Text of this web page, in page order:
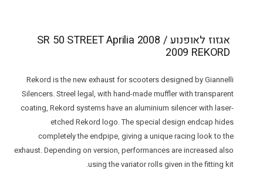
אגזוז לאופנוע SR 50 STREET Aprilia 2008 /
2009 REKORD
Rekord is the new exhaust for scooters designed by Giannelli
Silencers. Streel legal, with hand-made muffler with transparent
coating, Rekord systems have an aluminium silencer with laser-
etched Rekord logo. The special design endcap hides
completely the endpipe, giving a unique racing look to the
exhaust. Depending on version, performances are increased also
using the variator rolls given in the fitting kit.